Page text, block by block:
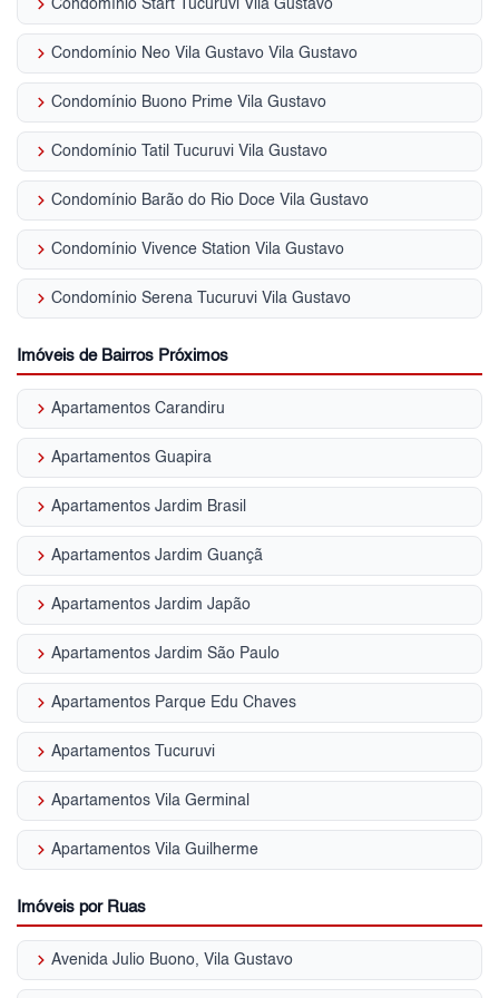
Condomínio Start Tucuruvi Vila Gustavo
keyboard_arrow_right Condomínio Neo Vila Gustavo Vila Gustavo
keyboard_arrow_right Condomínio Buono Prime Vila Gustavo
keyboard_arrow_right Condomínio Tatil Tucuruvi Vila Gustavo
keyboard_arrow_right Condomínio Barão do Rio Doce Vila Gustavo
keyboard_arrow_right Condomínio Vivence Station Vila Gustavo
keyboard_arrow_right Condomínio Serena Tucuruvi Vila Gustavo
Imóveis de Bairros Próximos
keyboard_arrow_right Apartamentos Carandiru
keyboard_arrow_right Apartamentos Guapira
keyboard_arrow_right Apartamentos Jardim Brasil
keyboard_arrow_right Apartamentos Jardim Guançã
keyboard_arrow_right Apartamentos Jardim Japão
keyboard_arrow_right Apartamentos Jardim São Paulo
keyboard_arrow_right Apartamentos Parque Edu Chaves
keyboard_arrow_right Apartamentos Tucuruvi
keyboard_arrow_right Apartamentos Vila Germinal
keyboard_arrow_right Apartamentos Vila Guilherme
Imóveis por Ruas
keyboard_arrow_right Avenida Julio Buono, Vila Gustavo